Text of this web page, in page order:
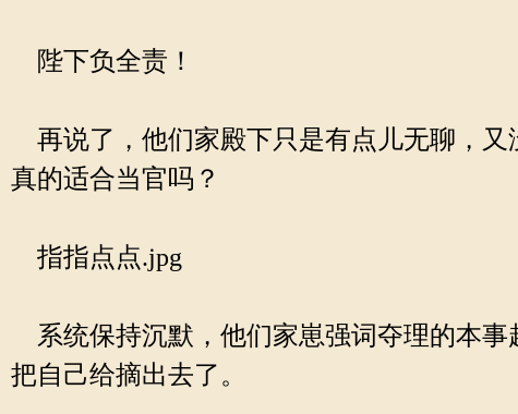
陛下负全责！
再说了，他们家殿下只是有点儿无聊，又
真的适合当官吗？
指指点点.jpg
系统保持沉默，他们家崽强词夺理的本事
把自己给摘出去了。